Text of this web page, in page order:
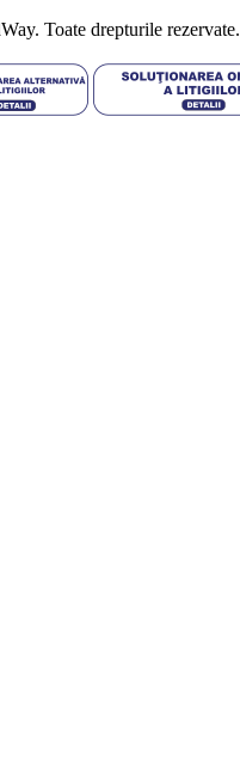
Toate drepturile rezervate.